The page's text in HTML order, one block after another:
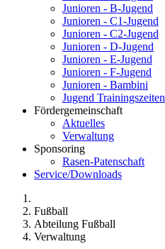
Junioren - B-Jugend
Junioren - C1-Jugend
Junioren - C2-Jugend
Junioren - D-Jugend
Junioren - E-Jugend
Junioren - F-Jugend
Junioren - Bambini
Jugend Trainingszeiten
Fördergemeinschaft
Aktuelles
Verwaltung
Sponsoring
Rasen-Patenschaft
Service/Downloads
Fußball
Abteilung Fußball
Verwaltung